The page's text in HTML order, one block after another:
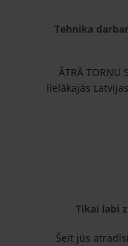
Tehnika
ĀTRĀ TORŅU
lielākajās
Tikai labi
Šeit jūs